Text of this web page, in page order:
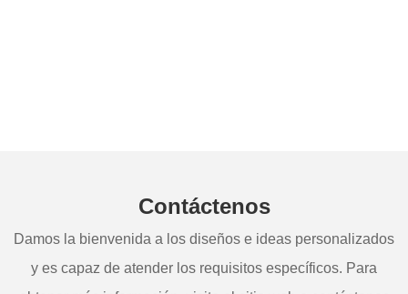
Contáctenos
Damos la bienvenida a los diseños e ideas personalizados
y es capaz de atender los requisitos específicos. Para